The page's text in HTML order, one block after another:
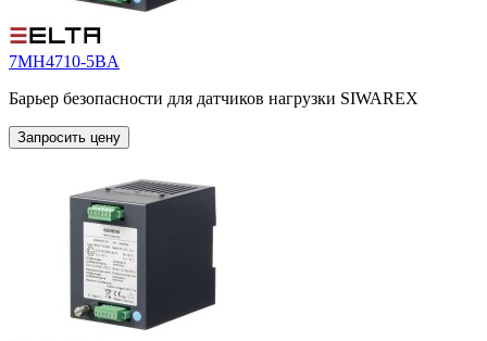
7MH4710-5BA
Барьер безопасности для датчиков нагрузки SIWAREX
Запросить цену